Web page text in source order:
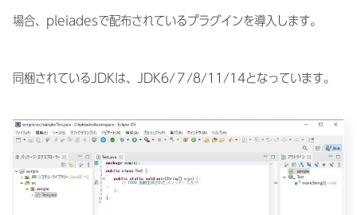
場合、pleiadesで配布されているプラグインを導入します。
同梱されているJDKは、JDK6/７/8/11/14となっています。